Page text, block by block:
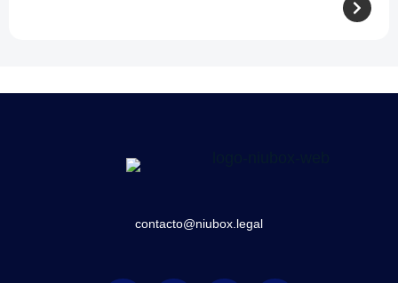
contacto@niubox.legal